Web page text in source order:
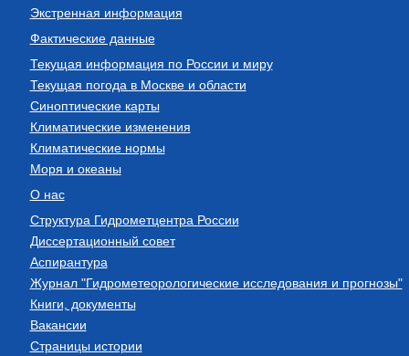
Экстренная информация
Фактические данные
Текущая информация по России и миру
Текущая погода в Москве и области
Синоптические карты
Климатические изменения
Климатические нормы
Моря и океаны
О нас
Структура Гидрометцентра России
Диссертационный совет
Аспирантура
Журнал "Гидрометеорологические исследования и прогнозы"
Книги, документы
Вакансии
Страницы истории